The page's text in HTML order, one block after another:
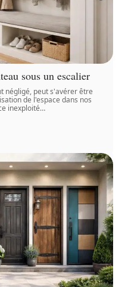
sous un escalier
négligé, peut s'avérer être
de l'espace dans nos
inexploité…